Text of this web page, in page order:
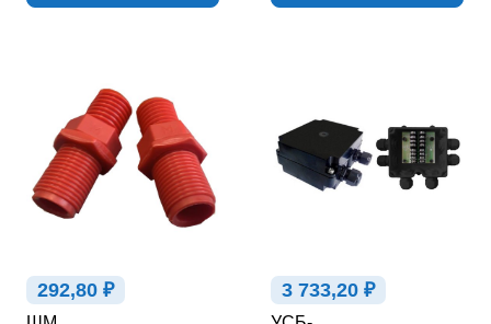
292,80 ₽ 3 733,20 ₽